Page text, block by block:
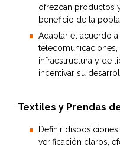
ofrezcan productos
beneficio de la
Adaptar el acuerdo
infraestructura y de
incentivar su
Textiles y Prendas
Definir
verificación claros,